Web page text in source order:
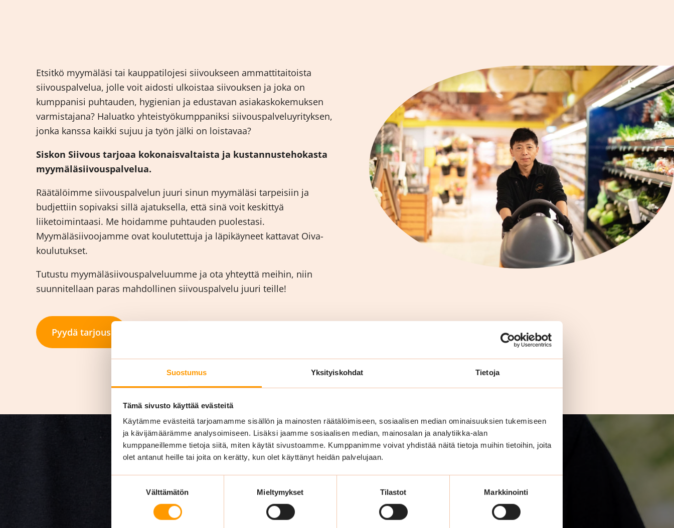
Suostumus Yksityiskohdat Tietoja
Tämä sivusto käyttää evästeitä
Käytämme evästeitä tarjoamamme sisällön ja mainosten räätälöimiseen, sosiaalisen median ominaisuuksien tukemiseen
ja kävijämäärämme analysoimiseen. Lisäksi jaamme sosiaalisen median, mainosalan ja analytiikka-alan
kumppaneillemme tietoja siitä, miten käytät sivustoamme. Kumppanimme voivat yhdistää näitä tietoja muihin tietoihin, joita
olet antanut heille tai joita on kerätty, kun olet käyttänyt heidän palvelujaan.
Välttämätön Mieltymykset Tilastot Markkinointi
Etsitkö myymäläsi tai kauppatilojesi siivoukseen ammattitaitoista
siivouspalvelua, jolle voit aidosti ulkoistaa siivouksen ja joka on
kumppanisi puhtauden, hygienian ja edustavan asiakaskokemuksen
varmistajana? Haluatko yhteistyökumppaniksi siivouspalveluyrityksen,
jonka kanssa kaikki sujuu ja työn jälki on loistavaa?
Siskon Siivous tarjoaa kokonaisvaltaista ja kustannustehokasta
myymäläsiivouspalvelua.
Räätälöimme siivouspalvelun juuri sinun myymäläsi tarpeisiin ja
budjettiin sopivaksi sillä ajatuksella, että sinä voit keskittyä
liiketoimintaasi. Me hoidamme puhtauden puolestasi.
Myymäläsiivoojamme ovat koulutettuja ja läpikäyneet kattavat Oiva-
koulutukset.
Tutustu myymäläsiivouspalveluumme ja ota yhteyttä meihin, niin
suunnitellaan paras mahdollinen siivouspalvelu juuri teille!
Pyydä tarjous